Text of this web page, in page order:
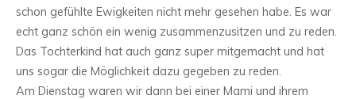
schon gefühlte Ewigkeiten nicht mehr gesehen habe. Es war
echt ganz schön ein wenig zusammenzusitzen und zu reden.
Das Tochterkind hat auch ganz super mitgemacht und hat
uns sogar die Möglichkeit dazu gegeben zu reden.
Am Dienstag waren wir dann bei einer Mami und ihrem